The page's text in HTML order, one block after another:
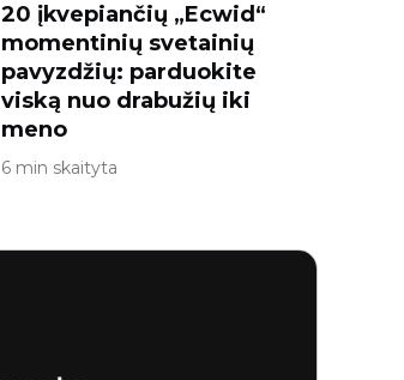
20 įkvepiančių „Ecwid“
momentinių svetainių
pavyzdžių: parduokite
viską nuo drabužių iki
meno
6 min skaityta